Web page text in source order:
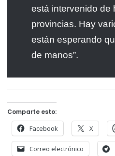
está intervenido de
provincias. Hay
están esperando
de manos”.
Comparte esto:
Facebook X
Correo electrónico